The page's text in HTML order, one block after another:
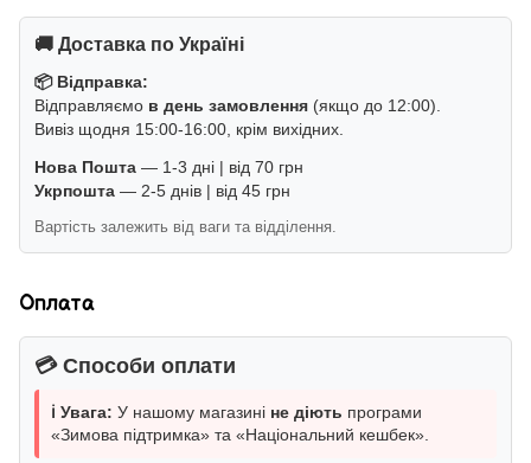
🚚 Доставка по Україні
📦 Відправка:
Відправляємо в день замовлення (якщо до 12:00).
Вивіз щодня 15:00-16:00, крім вихідних.
Нова Пошта — 1-3 дні | від 70 грн
Укрпошта — 2-5 днів | від 45 грн
Вартість залежить від ваги та відділення.
Оплата
💳 Способи оплати
ℹ️ Увага: У нашому магазині не діють програми
«Зимова підтримка» та «Національний кешбек».